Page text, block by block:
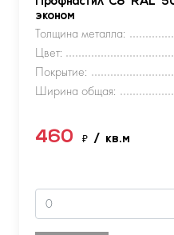
эконом
Толщина металла:
Цвет:
Покрытие:
Ширина общая:
460 ₽ / кв.м